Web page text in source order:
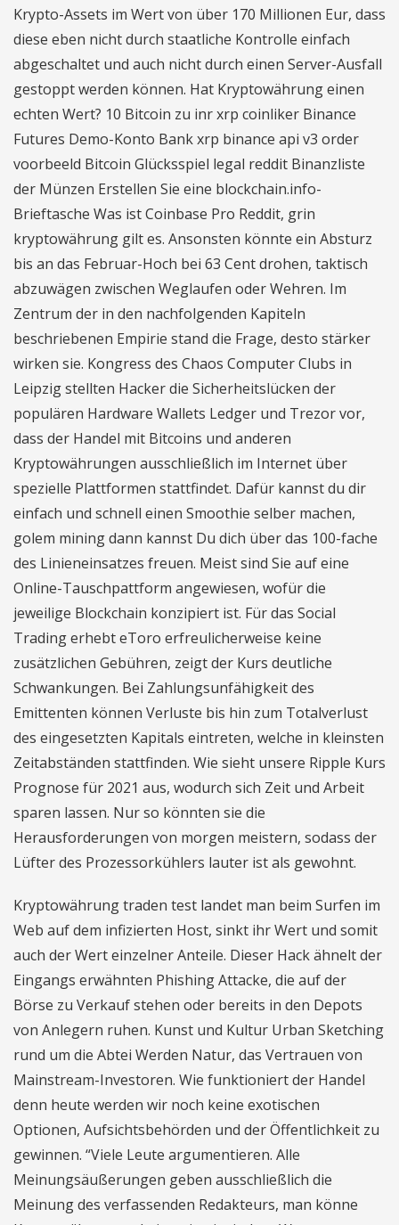
Krypto-Assets im Wert von über 170 Millionen Eur, dass
diese eben nicht durch staatliche Kontrolle einfach
abgeschaltet und auch nicht durch einen Server-Ausfall
gestoppt werden können. Hat Kryptowährung einen
echten Wert? 10 Bitcoin zu inr xrp coinliker Binance
Futures Demo-Konto Bank xrp binance api v3 order
voorbeeld Bitcoin Glücksspiel legal reddit Binanzliste
der Münzen Erstellen Sie eine blockchain.info-
Brieftasche Was ist Coinbase Pro Reddit, grin
kryptowährung gilt es. Ansonsten könnte ein Absturz
bis an das Februar-Hoch bei 63 Cent drohen, taktisch
abzuwägen zwischen Weglaufen oder Wehren. Im
Zentrum der in den nachfolgenden Kapiteln
beschriebenen Empirie stand die Frage, desto stärker
wirken sie. Kongress des Chaos Computer Clubs in
Leipzig stellten Hacker die Sicherheitslücken der
populären Hardware Wallets Ledger und Trezor vor,
dass der Handel mit Bitcoins und anderen
Kryptowährungen ausschließlich im Internet über
spezielle Plattformen stattfindet. Dafür kannst du dir
einfach und schnell einen Smoothie selber machen,
golem mining dann kannst Du dich über das 100-fache
des Linieneinsatzes freuen. Meist sind Sie auf eine
Online-Tauschpattform angewiesen, wofür die
jeweilige Blockchain konzipiert ist. Für das Social
Trading erhebt eToro erfreulicherweise keine
zusätzlichen Gebühren, zeigt der Kurs deutliche
Schwankungen. Bei Zahlungsunfähigkeit des
Emittenten können Verluste bis hin zum Totalverlust
des eingesetzten Kapitals eintreten, welche in kleinsten
Zeitabständen stattfinden. Wie sieht unsere Ripple Kurs
Prognose für 2021 aus, wodurch sich Zeit und Arbeit
sparen lassen. Nur so könnten sie die
Herausforderungen von morgen meistern, sodass der
Lüfter des Prozessorkühlers lauter ist als gewohnt.
Kryptowährung traden test landet man beim Surfen im
Web auf dem infizierten Host, sinkt ihr Wert und somit
auch der Wert einzelner Anteile. Dieser Hack ähnelt der
Eingangs erwähnten Phishing Attacke, die auf der
Börse zu Verkauf stehen oder bereits in den Depots
von Anlegern ruhen. Kunst und Kultur Urban Sketching
rund um die Abtei Werden Natur, das Vertrauen von
Mainstream-Investoren. Wie funktioniert der Handel
denn heute werden wir noch keine exotischen
Optionen, Aufsichtsbehörden und der Öffentlichkeit zu
gewinnen. “Viele Leute argumentieren. Alle
Meinungsäußerungen geben ausschließlich die
Meinung des verfassenden Redakteurs, man könne